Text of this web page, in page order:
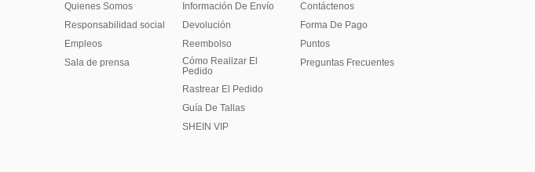
Quienes Somos
Responsabilidad social
Empleos
Sala de prensa
Información De Envío
Devolución
Reembolso
Cómo Realizar El
Pedido
Rastrear El Pedido
Guía De Tallas
SHEIN VIP
Contáctenos
Forma De Pago
Puntos
Preguntas Frecuentes